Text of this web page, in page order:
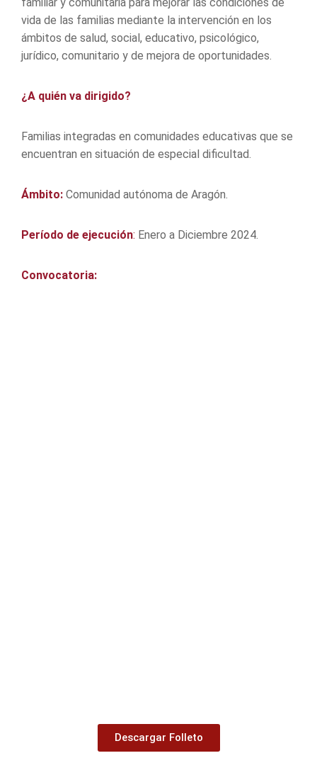
vida de las familias mediante la intervención en los
ámbitos de salud, social, educativo, psicológico,
jurídico, comunitario y de mejora de oportunidades.
¿A quién va dirigido?
Familias integradas en comunidades educativas que se
encuentran en situación de especial dificultad.
Ámbito: Comunidad autónoma de Aragón.
Período de ejecución: Enero a Diciembre 2024.
Convocatoria:
Descargar Folleto